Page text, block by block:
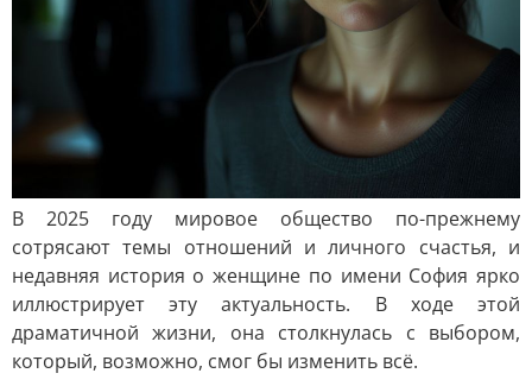
В 2025 году мировое общество по-прежнему
сотрясают темы отношений и личного счастья, и
недавняя история о женщине по имени София ярко
иллюстрирует эту актуальность. В ходе этой
драматичной жизни, она столкнулась с выбором,
который, возможно, смог бы изменить всё.